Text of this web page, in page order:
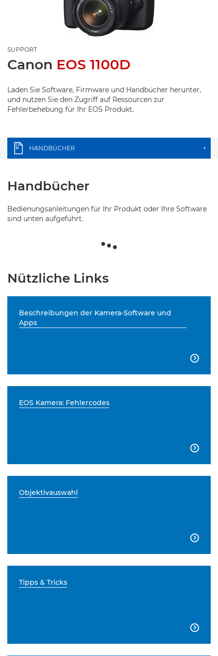
SUPPORT
Canon EOS 1100D
Laden Sie Software, Firmware und Handbücher herunter,
und nutzen Sie den Zugriff auf Ressourcen zur
Fehlerbehebung für Ihr EOS Produkt.
HANDBÜCHER +
Handbücher
Bedienungsanleitungen für Ihr Produkt oder Ihre Software
sind unten aufgeführt.
Nützliche Links
Beschreibungen der Kamera-Software und
Apps

EOS Kamera: Fehlercodes

Objektivauswahl

Tipps & Tricks
